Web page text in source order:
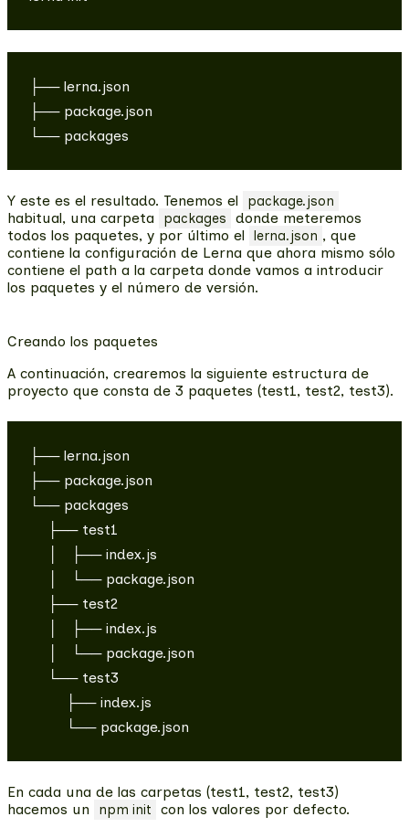
├── lerna.json
├── package.json
Y este es el resultado. Tenemos el package.json
habitual, una carpeta packages
donde meteremos
todos los paquetes, y por último el
lerna.json , que
contiene la configuración de Lerna que ahora mismo sólo
contiene el path a la carpeta donde vamos a introducir
los paquetes y el número de versión.
Creando los paquetes
A continuación, crearemos la siguiente estructura de
proyecto que consta de 3 paquetes (test1, test2, test3).
├── lerna.json
├── package.json
└── packages
    ├── test1
    │   ├── index.js
    │   └── package.json
    ├── test2
    │   ├── index.js
    │   └── package.json
    └── test3
        ├── index.js
En cada una de las carpetas (test1, test2, test3)
hacemos un
npm init con los valores por defecto.